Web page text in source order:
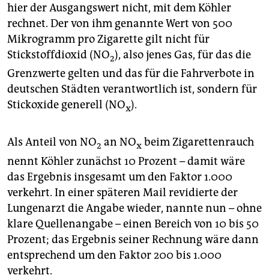
hier der Ausgangswert nicht, mit dem Köhler
rechnet. Der von ihm genannte Wert von 500
Mikrogramm pro Zigarette gilt nicht für
Stickstoffdioxid (NO2), also jenes Gas, für das die
Grenzwerte gelten und das für die Fahrverbote in
deutschen Städten verantwortlich ist, sondern für
Stickoxide generell (NOx).
Als Anteil von NO2 an NOx beim Zigarettenrauch
nennt Köhler zunächst 10 Prozent – damit wäre
das Ergebnis insgesamt um den Faktor 1.000
verkehrt. In einer späteren Mail revidierte der
Lungenarzt die Angabe wieder, nannte nun – ohne
klare Quellenangabe – einen Bereich von 10 bis 50
Prozent; das Ergebnis seiner Rechnung wäre dann
entsprechend um den Faktor 200 bis 1.000
verkehrt.